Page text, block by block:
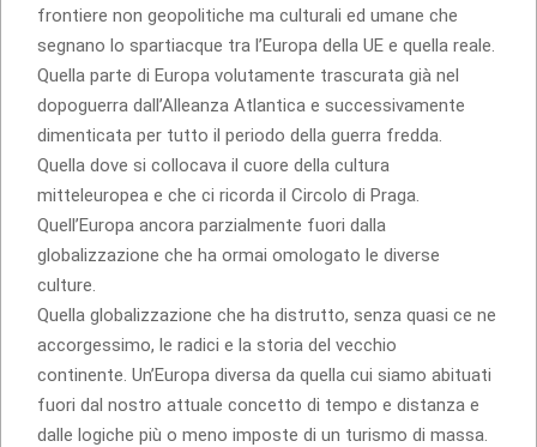
frontiere non geopolitiche ma culturali ed umane che
segnano lo spartiacque tra l’Europa della UE e quella reale.
Quella parte di Europa volutamente trascurata già nel
dopoguerra dall’Alleanza Atlantica e successivamente
dimenticata per tutto il periodo della guerra fredda.
Quella dove si collocava il cuore della cultura
mitteleuropea e che ci ricorda il Circolo di Praga.
Quell’Europa ancora parzialmente fuori dalla
globalizzazione che ha ormai omologato le diverse
culture.
Quella globalizzazione che ha distrutto, senza quasi ce ne
accorgessimo, le radici e la storia del vecchio
continente. Un’Europa diversa da quella cui siamo abituati
fuori dal nostro attuale concetto di tempo e distanza e
dalle logiche più o meno imposte di un turismo di massa.